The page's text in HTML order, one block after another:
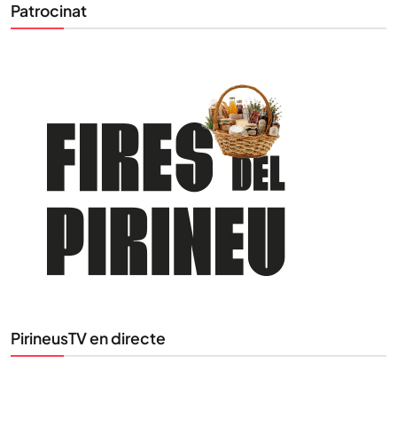
Patrocinat
PirineusTV en directe